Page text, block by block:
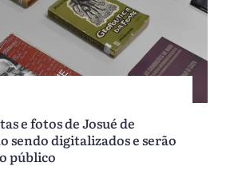
e fotos de Josué de
sendo digitalizados e serão
público